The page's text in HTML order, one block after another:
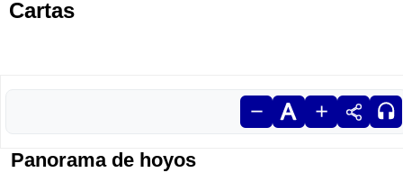
Cartas
Panorama de hoyos